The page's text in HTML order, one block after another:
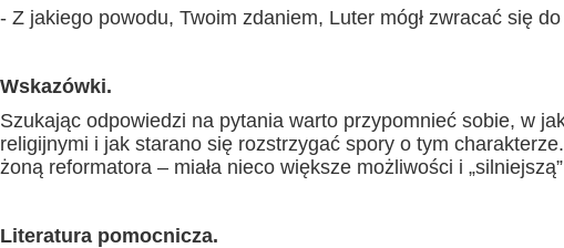
- Z jakiego powodu, Twoim zdaniem, Luter mógł zwracać się
Wskazówki.
Szukając odpowiedzi na pytania warto przypomnieć sobie, w
religijnymi i jak starano się rozstrzygać spory o tym
żoną reformatora – miała nieco większe możliwości i
Literatura pomocnicza.